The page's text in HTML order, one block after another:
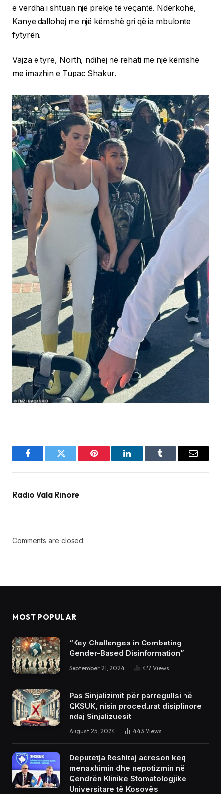
e verdha i shtuan një prekje të veçantë. Ndërkohë,
Kanye dallohej me një këmishë gri që ia mbulonte
fytyrën.
Vajza e tyre, North, ndihej në rehati me një këmishë
me imazhin e Tupac Shakur.
FacebookTwitter Pinterest LinkedInTumblr Email
Radio Vala Rinore
Comments are closed.
MOST POPULAR
“Key Challenges in Combating
Gender-Based Disinformation”
September 21, 2024 477 Views
Pas Sinjalizimit për parregullsi në
QKSUK, nisin procedurat disiplinore
ndaj Sinjalizuesit
August 25, 2024 443 Views
Deputetja Reshitaj adreson keq
menaxhimin dhe nepotizmin në
Qendrën Klinike Stomatologjike
Universitare të Kosovës